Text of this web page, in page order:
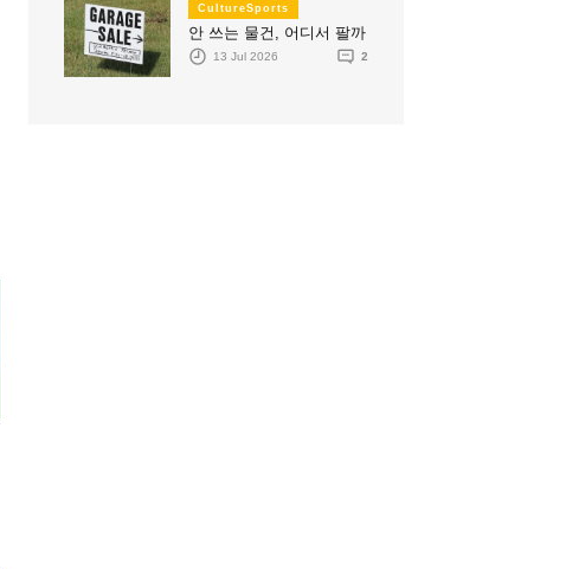
CultureSports
안 쓰는 물건, 어디서 팔까
13 Jul 2026 2